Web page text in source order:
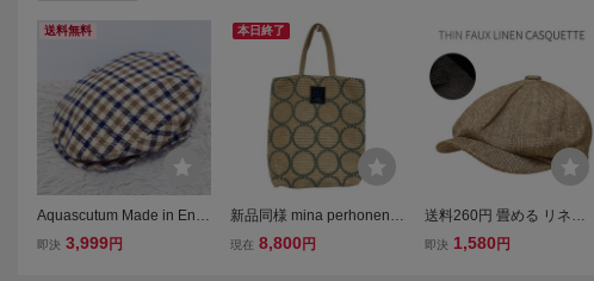
栗原
送料無料
Aquascutum Made in Engl
and アクアスキュータム
即決 3,999円
本日終了
新品同様 mina perhonen
ミナペルホネン tambourin
現在 8,800円
送料260円 畳める リネン
風 キャスケット (薄手) - ベ
即決 1,580円